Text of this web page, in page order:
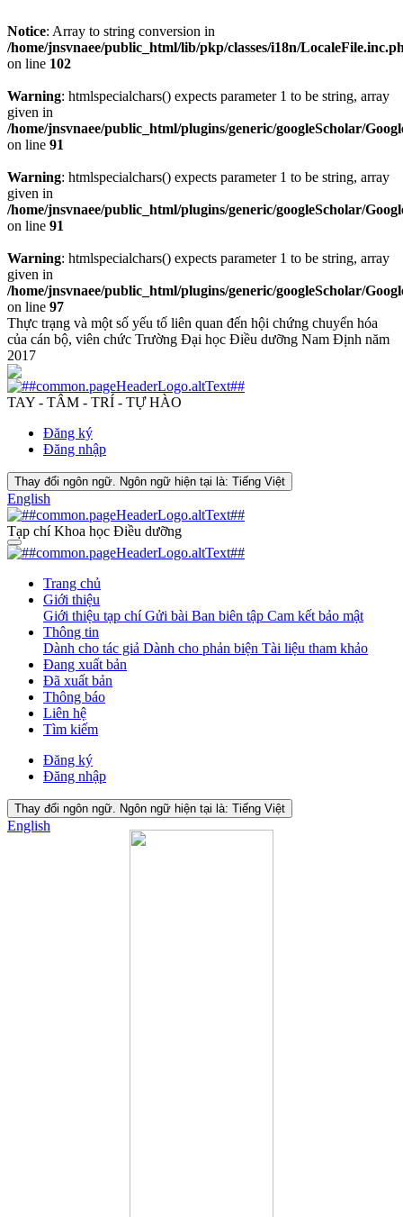
Notice: Array to string conversion in
/home/jnsvnaee/public_html/lib/pkp/classes/i18n/
on line 102
Warning: htmlspecialchars() expects parameter 1 to be string, array
given in
/home/jnsvnaee/public_html/plugins/generic/googleScholar/
on line 91
Warning: htmlspecialchars() expects parameter 1 to be string, array
given in
/home/jnsvnaee/public_html/plugins/generic/googleScholar/
on line 91
Warning: htmlspecialchars() expects parameter 1 to be string, array
given in
/home/jnsvnaee/public_html/plugins/generic/googleScholar/
on line 97
Thực trạng và một số yếu tố liên quan đến hội chứng chuyển hóa
của cán bộ, viên chức Trường Đại học Điều dưỡng Nam Định năm
2017
TAY - TÂM - TRÍ - TỰ HÀO
Đăng ký
Đăng nhập
Thay đổi ngôn ngữ. Ngôn ngữ hiện tại là: Tiếng Việt
English
Tạp chí Khoa học Điều dưỡng
Trang chủ
Giới thiệu
Giới thiệu tạp chíGửi bài Ban biên tập Cam kết bảo mật
Thông tin
Dành cho tác giả Dành cho phản biện Tài liệu tham khảo
Đang xuất bản
Đã xuất bản
Thông báo
Liên hệ
Tìm kiếm
Đăng ký
Đăng nhập
Thay đổi ngôn ngữ. Ngôn ngữ hiện tại là: Tiếng Việt
English